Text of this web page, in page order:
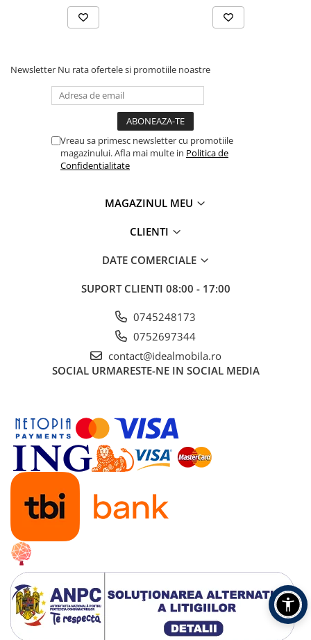
Newsletter Nu rata ofertele si promotiile noastre
Vreau sa primesc newsletter cu promotiile
magazinului. Afla mai multe in Politica de
Confidentialitate
MAGAZINUL MEU
CLIENTI
DATE COMERCIALE
SUPORT CLIENTI 08:00 - 17:00
0745248173
0752697344
contact@idealmobila.ro
SOCIAL URMARESTE-NE IN SOCIAL MEDIA